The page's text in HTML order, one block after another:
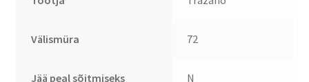
Välismüra 72
Jää peal sõitmiseks N